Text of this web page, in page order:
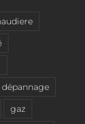
dépannage
gaz